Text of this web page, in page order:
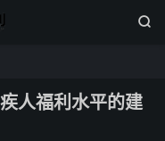

人福利水平的建